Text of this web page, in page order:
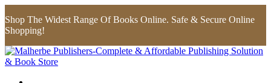
Shop The Widest Range Of Books Online. Safe & Secure Online
Shopping!